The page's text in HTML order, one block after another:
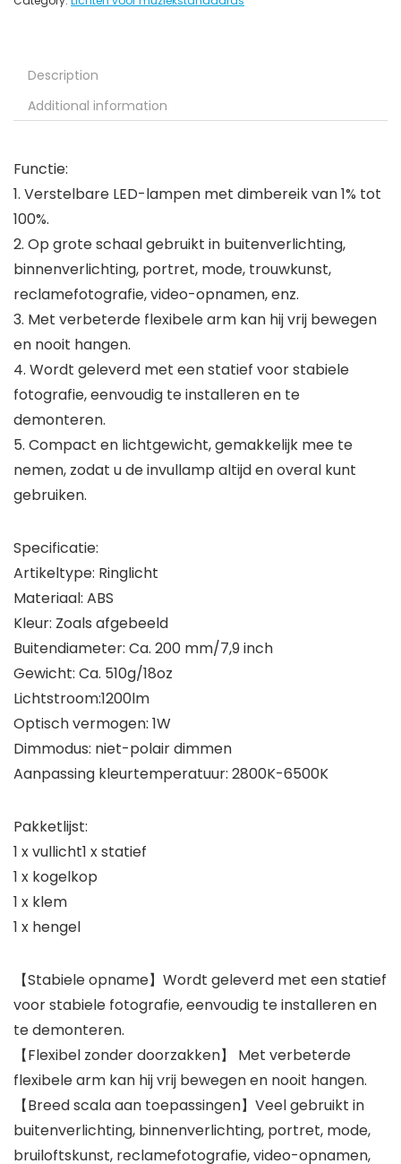
Description
Additional information
Functie:
1. Verstelbare LED-lampen met dimbereik van 1% tot
100%.
2. Op grote schaal gebruikt in buitenverlichting,
binnenverlichting, portret, mode, trouwkunst,
reclamefotografie, video-opnamen, enz.
3. Met verbeterde flexibele arm kan hij vrij bewegen
en nooit hangen.
4. Wordt geleverd met een statief voor stabiele
fotografie, eenvoudig te installeren en te
demonteren.
5. Compact en lichtgewicht, gemakkelijk mee te
nemen, zodat u de invullamp altijd en overal kunt
gebruiken.
Specificatie:
Artikeltype: Ringlicht
Materiaal: ABS
Kleur: Zoals afgebeeld
Buitendiameter: Ca. 200 mm/7,9 inch
Gewicht: Ca. 510g/18oz
Lichtstroom:1200lm
Optisch vermogen: 1W
Dimmodus: niet-polair dimmen
Aanpassing kleurtemperatuur: 2800K-6500K
Pakketlijst:
1 x vullicht1 x statief
1 x kogelkop
1 x klem
1 x hengel
【Stabiele opname】Wordt geleverd met een statief
voor stabiele fotografie, eenvoudig te installeren en
te demonteren.
【Flexibel zonder doorzakken】 Met verbeterde
flexibele arm kan hij vrij bewegen en nooit hangen.
【Breed scala aan toepassingen】Veel gebruikt in
buitenverlichting, binnenverlichting, portret, mode,
bruiloftskunst, reclamefotografie, video-opnamen,